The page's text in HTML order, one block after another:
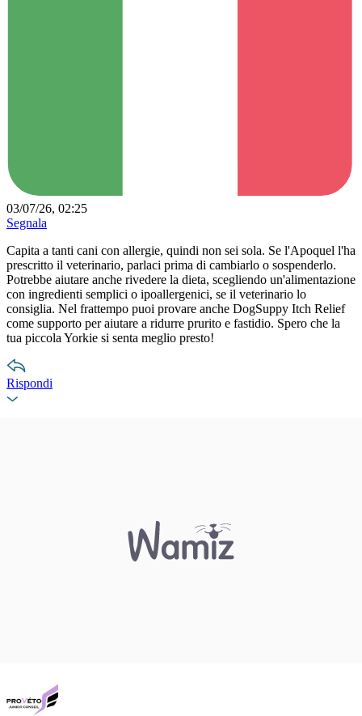
03/07/26, 02:25
Segnala
Capita a tanti cani con allergie, quindi non sei sola. Se l'Apoquel l'ha
prescritto il veterinario, parlaci prima di cambiarlo o sospenderlo.
Potrebbe aiutare anche rivedere la dieta, scegliendo un'alimentazione
con ingredienti semplici o ipoallergenici, se il veterinario lo
consiglia. Nel frattempo puoi provare anche DogSuppy Itch Relief
come supporto per aiutare a ridurre prurito e fastidio. Spero che la
tua piccola Yorkie si senta meglio presto!
Rispondi